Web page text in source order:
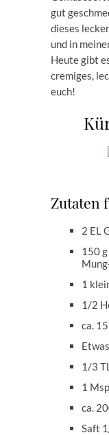
gut
dieses
und in
Heute gibt
cremiges,
euch!
Zutaten
2 EL
150
1
1/2
ca.
1/3
1
ca.
Saft